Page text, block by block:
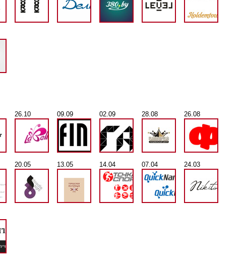
26.10 09.09 02.09 28.08 26.08
20.05 13.05 14.04 07.04 24.03